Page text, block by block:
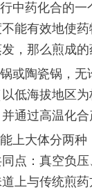
中药化合的
能有效地使
，那么煎成
或陶瓷锅，
低海拔地区
通过高温化合
上大体分两
点：真空负
上与传统煎